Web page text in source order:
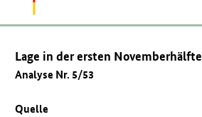
Lage in der ersten Novemberhälfte
Analyse Nr. 5/53
Quelle